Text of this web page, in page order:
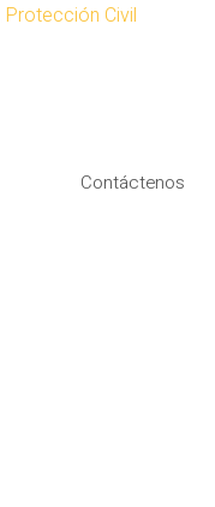
Protección Civil
Contáctenos